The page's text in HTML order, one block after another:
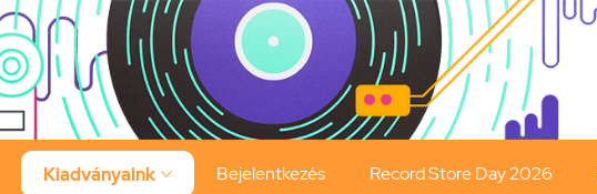
Kiadványaink  Bejelentkezés Record Store Day 2026